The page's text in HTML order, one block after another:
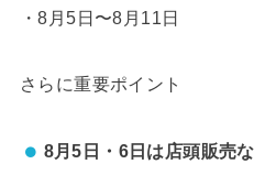
・8月5日〜8月11日
さらに重要ポイント
8月5日・6日は店頭販売